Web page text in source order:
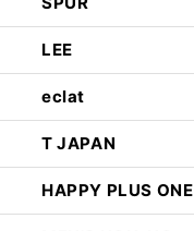
LEE
eclat
T JAPAN
HAPPY PLUS ONE